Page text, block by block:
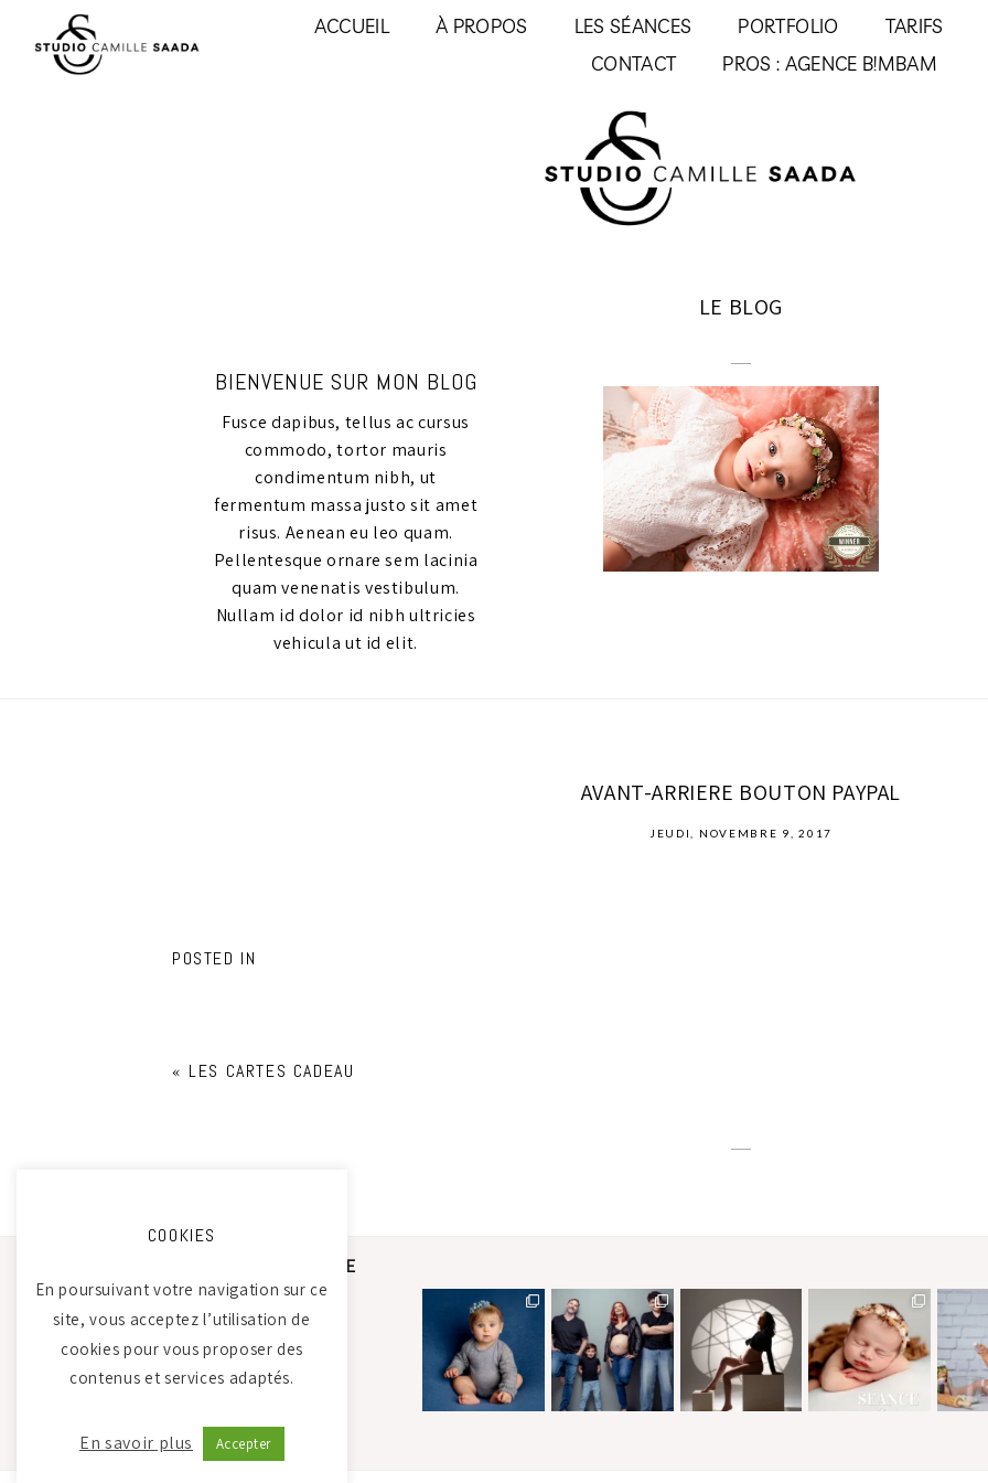
ACCUEIL À PROPOS LES SÉANCES PORTFOLIO TARIFS
CONTACT
PROS : AGENCE B!MBAM
BIENVENUE SUR MON BLOG
Fusce dapibus, tellus ac cursus
commodo, tortor mauris
condimentum nibh, ut
fermentum massa justo sit amet
risus. Aenean eu leo quam.
Pellentesque ornare sem lacinia
quam venenatis vestibulum.
Nullam id dolor id nibh ultricies
vehicula ut id elit.
LE BLOG
AVANT-ARRIERE BOUTON PAYPAL
JEUDI, NOVEMBRE 9, 2017
POSTED IN
« LES CARTES CADEAU
STUDIO PHOTO CAMILLE
SAADA
Atelier Tierdam
121 La Baumondière
06 21 30 35 68
COOKIES
En poursuivant votre navigation sur ce
site, vous acceptez l’utilisation de
cookies pour vous proposer des
contenus et services adaptés.
En savoir plus Accepter